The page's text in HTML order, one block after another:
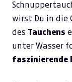
wirst Du in die
des Tauchens
unter Wasser
faszinierende